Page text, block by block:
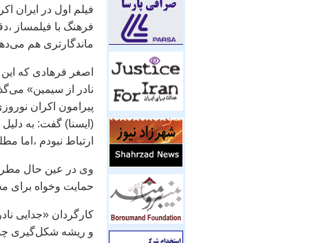
فيلم اول در ايران
فرهنگ با فيلمساز
ماندگارتری هم
اصغر فرهادی که
نادر از سيمين»
پيرامون اکران
(ايسنا) گفت: به
ارتباط نبودم
وی در عين حال
حمايت وخواه برای
کارگردان «جدايی
و ريشه شکل‌گيری